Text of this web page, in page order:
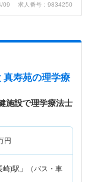
09 求人番号：9834250
真寿苑の理学療
施設で理学療法士
円
崎)駅」（バス・車